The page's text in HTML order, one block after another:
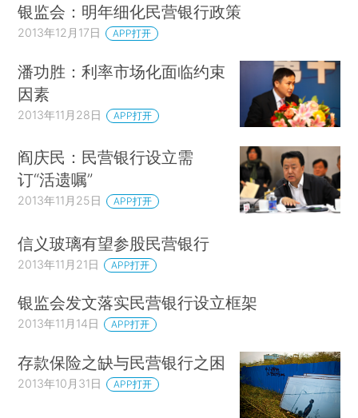
银监会：明年细化民营银行政策
2013年12月17日 APP打开
潘功胜：利率市场化面临约束
因素
2013年11月28日 APP打开
阎庆民：民营银行设立需
订“活遗嘱”
2013年11月25日 APP打开
信义玻璃有望参股民营银行
2013年11月21日 APP打开
银监会发文落实民营银行设立框架
2013年11月14日 APP打开
存款保险之缺与民营银行之困
2013年10月31日 APP打开